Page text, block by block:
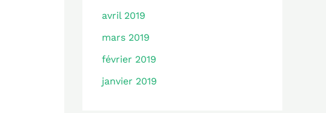
avril 2019
mars 2019
février 2019
janvier 2019